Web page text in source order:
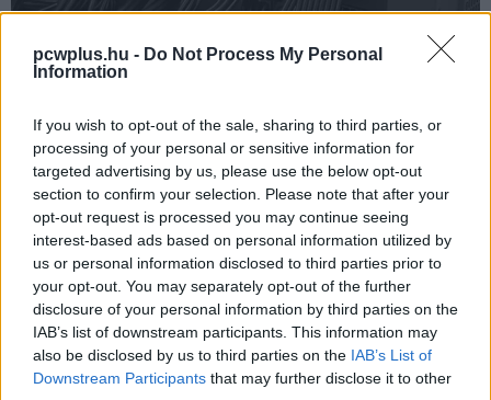
pcwplus.hu - Do Not Process My Personal
Information
If you wish to opt-out of the sale, sharing to third parties, or
processing of your personal or sensitive information for
targeted advertising by us, please use the below opt-out
section to confirm your selection. Please note that after your
opt-out request is processed you may continue seeing
interest-based ads based on personal information utilized by
us or personal information disclosed to third parties prior to
your opt-out. You may separately opt-out of the further
disclosure of your personal information by third parties on the
IAB’s list of downstream participants. This information may
also be disclosed by us to third parties on the IAB’s List of
Downstream Participants that may further disclose it to other
A Corsair a modularitást megtartva szintet lépett a
tápegységek terén, méghozzá úgy, hogy túlzottan nem
tért el az ATX szabványtól, vagyis nem szükséges
speciális ház az újCorsair RMx Shiftmodellekhez.
Mindössze annyi történt, hogy a házon belül futó
tápkábelek csatlakozóit nem a tápegység hátsó lapjára,
hanem az oldalára helyezték, ami így a ház jobb
oldallapja felé néz. Ennek előnye, hogy a házban a
tápegység mögötti hely üresen marad (például más